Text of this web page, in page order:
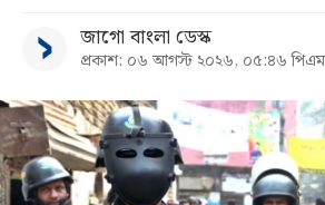
জাগো বাংলা ডেস্ক
প্রকাশ: ০৬ আগস্ট ২০২৬, ০৫:৪৬ পিএম